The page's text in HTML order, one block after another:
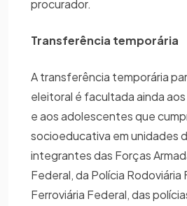
procurador.
Transferência temporária
A transferência temporária
eleitoral é facultada ainda
e aos adolescentes que
socioeducativa em unidades
integrantes das Forças
Federal, da Polícia Rodoviária
Ferroviária Federal, das